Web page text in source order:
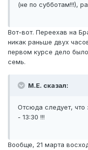
(не по субботам!!!),
Вот-вот. Переехав на
никак раньше двух
первом курсе дело
семь.
М.Е. сказал:
Отсюда следует, что
- 13:30 !!!
Вообще, 21 марта